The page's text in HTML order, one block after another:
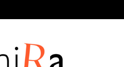
content